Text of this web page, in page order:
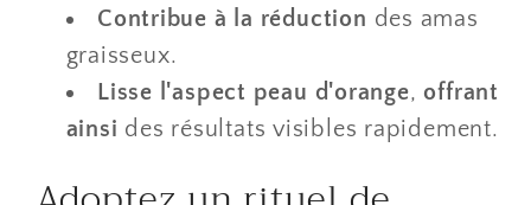
Contribue à la réduction des amas
graisseux.
Lisse l'aspect peau d'orange, offrant
ainsi des résultats visibles rapidement.